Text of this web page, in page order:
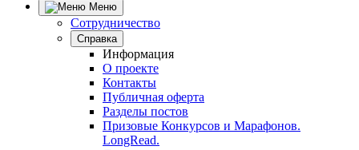
Меню
Сотрудничество
Справка
Информация
О проекте
Контакты
Публичная оферта
Разделы постов
Призовые Конкурсов и Марафонов.
LongRead.